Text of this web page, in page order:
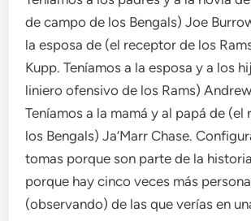
de campo de los Bengals) Joe
la esposa de (el receptor de los
Kupp. Teníamos a la esposa y a los
liniero ofensivo de los Rams)
Teníamos a la mamá y al papá de (el
los Bengals) Ja’Marr Chase.
tomas porque son parte de la
porque hay cinco veces más
(observando) de las que verías en